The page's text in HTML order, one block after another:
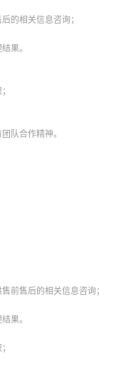
的相关信息咨询；
果。
队合作精神。
前售后的相关信息咨询；
果。